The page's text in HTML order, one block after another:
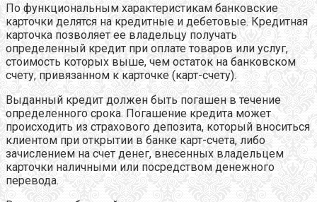
По функциональным характеристикам банковские
карточки делятся на кредитные и дебетовые. Кредитная
карточка позволяет ее владельцу получать
определенный кредит при оплате товаров или услуг,
стоимость которых выше, чем остаток на банковском
счету, привязанном к карточке (карт-счету).
Выданный кредит должен быть погашен в течение
определенного срока. Погашение кредита может
происходить из страхового депозита, который вноситься
клиентом при открытии в банке карт-счета, либо
зачислением на счет денег, внесенных владельцем
карточки наличными или посредством денежного
перевода.